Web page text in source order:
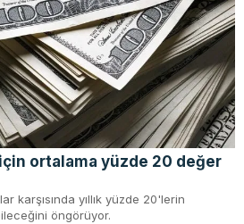
ortalama yüzde 20 değer
karşısında yıllık yüzde 20'lerin
öngörüyor.